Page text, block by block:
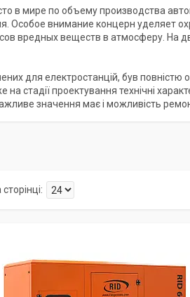
в мире по объему производства
Особое внимание концерн уделяет
вредных веществ в атмосферу. На
для електростанцій, був
стадії проектування технічні
значення має і можливість